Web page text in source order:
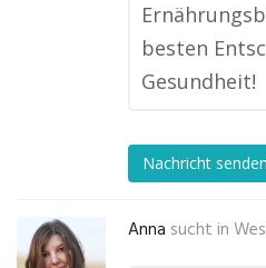
besten
Gesundheit!
Nachricht senden
Anna sucht in